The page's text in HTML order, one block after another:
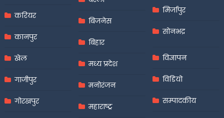
करियर
कानपुर
खेल
गाजीपुर
गोरखपुर
बिजनेस
बिहार
मध्य प्रदेश
मनोरंजन
महाराष्ट्र
मिर्जापुर
सोनभद्र
विज्ञापन
विडियो
सम्पादकीय